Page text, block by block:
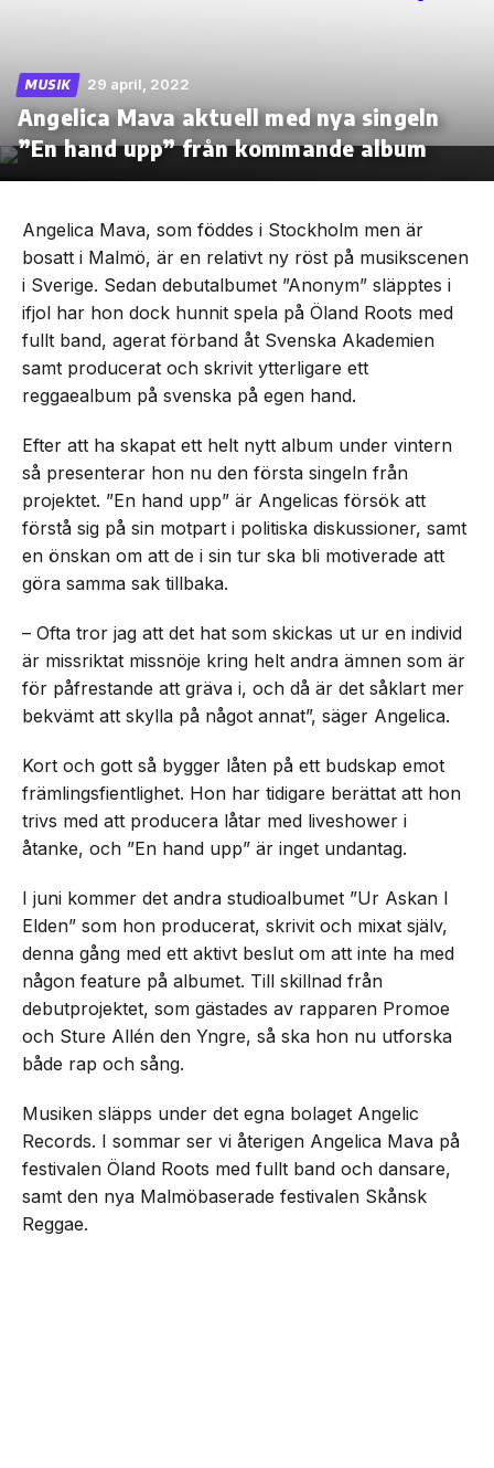
Skip
the
MUSIK 29 april, 2022
Angelica Mava aktuell med nya singeln
”En hand upp” från kommande album
Angelica Mava, som föddes i Stockholm men är
bosatt i Malmö, är en relativt ny röst på musikscenen
i Sverige. Sedan debutalbumet ”Anonym” släpptes i
ifjol har hon dock hunnit spela på Öland Roots med
fullt band, agerat förband åt Svenska Akademien
samt producerat och skrivit ytterligare ett
reggaealbum på svenska på egen hand.
Efter att ha skapat ett helt nytt album under vintern
så presenterar hon nu den första singeln från
projektet. ”En hand upp” är Angelicas försök att
förstå sig på sin motpart i politiska diskussioner, samt
en önskan om att de i sin tur ska bli motiverade att
göra samma sak tillbaka.
– Ofta tror jag att det hat som skickas ut ur en individ
är missriktat missnöje kring helt andra ämnen som är
för påfrestande att gräva i, och då är det såklart mer
bekvämt att skylla på något annat”, säger Angelica.
Kort och gott så bygger låten på ett budskap emot
främlingsfientlighet. Hon har tidigare berättat att hon
trivs med att producera låtar med liveshower i
åtanke, och ”En hand upp” är inget undantag.
I juni kommer det andra studioalbumet ”Ur Askan I
Elden” som hon producerat, skrivit och mixat själv,
denna gång med ett aktivt beslut om att inte ha med
någon feature på albumet. Till skillnad från
debutprojektet, som gästades av rapparen Promoe
och Sture Allén den Yngre, så ska hon nu utforska
både rap och sång.
Musiken släpps under det egna bolaget Angelic
Records. I sommar ser vi återigen Angelica Mava på
festivalen Öland Roots med fullt band och dansare,
samt den nya Malmöbaserade festivalen Skånsk
Reggae.